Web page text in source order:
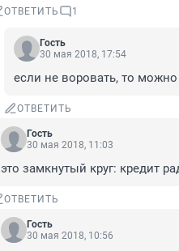
ОТВЕТИТЬ 1
Гость
30 мая 2018, 17:54
если не воровать, то
ОТВЕТИТЬ
Гость
30 мая 2018, 11:03
это замкнутый круг: кредит
ОТВЕТИТЬ
Гость
30 мая 2018, 10:56